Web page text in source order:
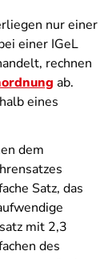
nur einer
einer IGeL
rechnen
ab.
eines
dem
Satz, das
mit 2,3
des